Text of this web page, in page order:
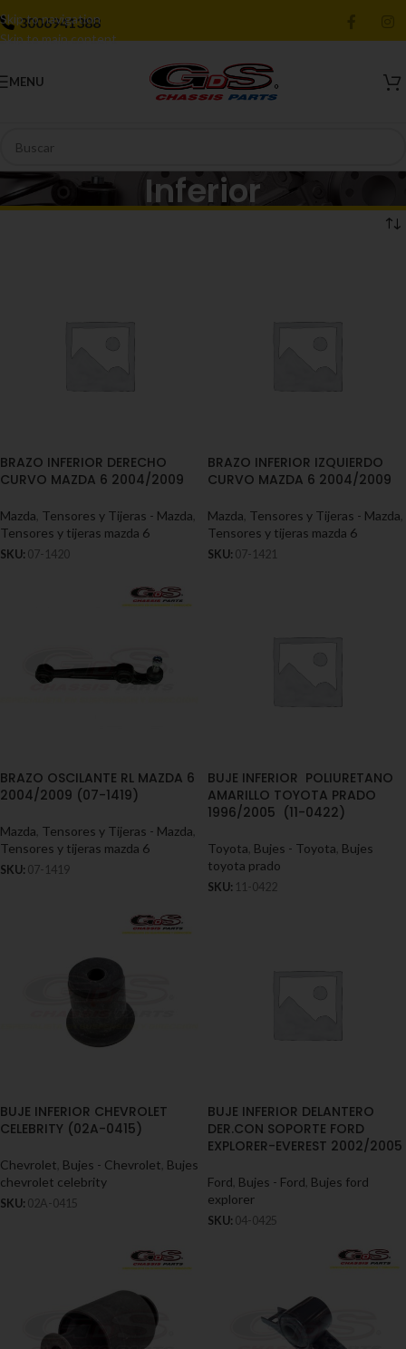
Skip to navigation
Skip to main content
3006941388
MENU
Inferior
BRAZO INFERIOR DERECHO
CURVO MAZDA 6 2004/2009
Mazda Tensores y Tijeras - Mazda
Tensores y tijeras mazda 6
SKU: 07-1420
BRAZO INFERIOR IZQUIERDO
CURVO MAZDA 6 2004/2009
Mazda Tensores y Tijeras - Mazda
Tensores y tijeras mazda 6
SKU: 07-1421
BRAZO OSCILANTE RL MAZDA 6
2004/2009 (07-1419)
Mazda Tensores y Tijeras - Mazda
Tensores y tijeras mazda 6
SKU: 07-1419
BUJE INFERIOR POLIURETANO
AMARILLO TOYOTA PRADO
1996/2005 (11-0422)
Toyota Bujes - Toyota Bujes
toyota prado
SKU: 11-0422
BUJE INFERIOR CHEVROLET
CELEBRITY (02A-0415)
Chevrolet Bujes - Chevrolet Bujes
chevrolet celebrity
SKU: 02A-0415
BUJE INFERIOR DELANTERO
DER.CON SOPORTE FORD
EXPLORER-EVEREST 2002/2005
Ford Bujes - Ford Bujes ford
explorer
SKU: 04-0425